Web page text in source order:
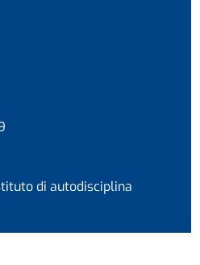
di autodisciplina